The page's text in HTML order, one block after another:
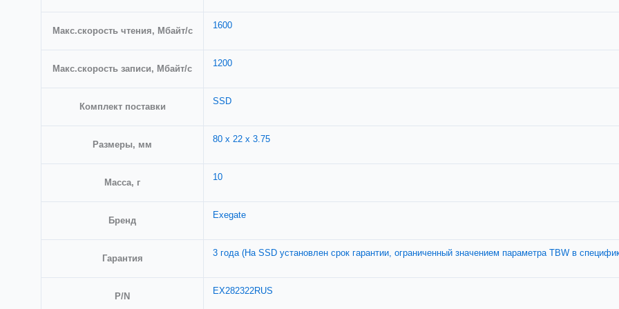
Макс.скорость чтения, Мбайт/с
1600
Макс.скорость записи, Мбайт/с
1200
Комплект поставки
SSD
Размеры, мм
80 x 22 x 3.75
Масса, г
10
Бренд
Exegate
Гарантия
3 года (На SSD установлен срок гарантии, ограниченный значением параметра TBW в
P/N
EX282322RUS